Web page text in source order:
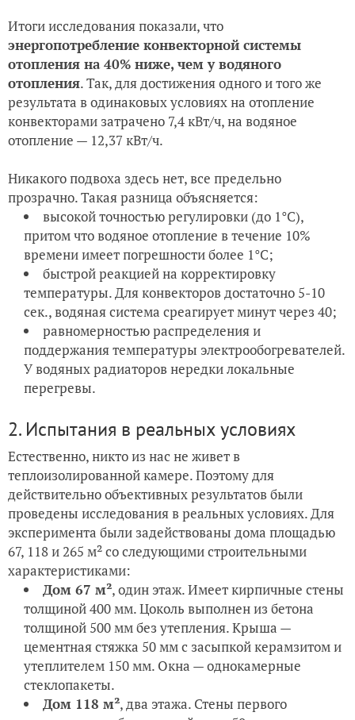
Итоги исследования показали, что
энергопотребление конвекторной системы
отопления на 40% ниже, чем у водяного
отопления. Так, для достижения одного и того же
результата в одинаковых условиях на отопление
конвекторами затрачено 7,4 кВт/ч, на водяное
отопление — 12,37 кВт/ч.
Никакого подвоха здесь нет, все предельно
прозрачно. Такая разница объясняется:
высокой точностью регулировки (до 1°С),
притом что водяное отопление в течение 10%
времени имеет погрешности более 1°С;
быстрой реакцией на корректировку
температуры. Для конвекторов достаточно 5-10
сек., водяная система среагирует минут через 40;
равномерностью распределения и
поддержания температуры электрообогревателей.
У водяных радиаторов нередки локальные
перегревы.
2. Испытания в реальных условиях
Естественно, никто из нас не живет в
теплоизолированной камере. Поэтому для
действительно объективных результатов были
проведены исследования в реальных условиях. Для
эксперимента были задействованы дома площадью
67, 118 и 265 м² со следующими строительными
характеристиками:
Дом 67 м², один этаж. Имеет кирпичные стены
толщиной 400 мм. Цоколь выполнен из бетона
толщиной 500 мм без утепления. Крыша —
цементная стяжка 50 мм с засыпкой керамзитом и
утеплителем 150 мм. Окна — однокамерные
стеклопакеты.
Дом 118 м², два этажа. Стены первого